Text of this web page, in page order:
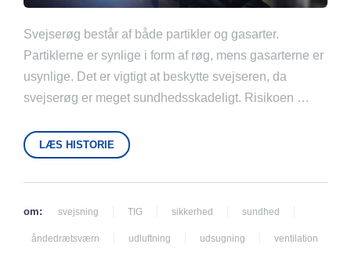
Svejserøg består af både partikler og gasarter.
Partiklerne er synlige i form af røg, mens gasarterne er
usynlige. Det er vigtigt at beskytte svejseren, da
svejserøg er meget sundhedsskadeligt. Risikoen …
LÆS HISTORIE
om: svejsning TIG sikkerhed sundhed
åndedrætsværn udluftning udsugning ventilation